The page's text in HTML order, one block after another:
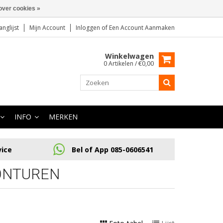
Mijn Account Inloggen of Een Account Aanmaken
Winkelwagen
0 Artikelen / €0,00
INFO MERKEN
Bel of App 085-0606541
cookies »